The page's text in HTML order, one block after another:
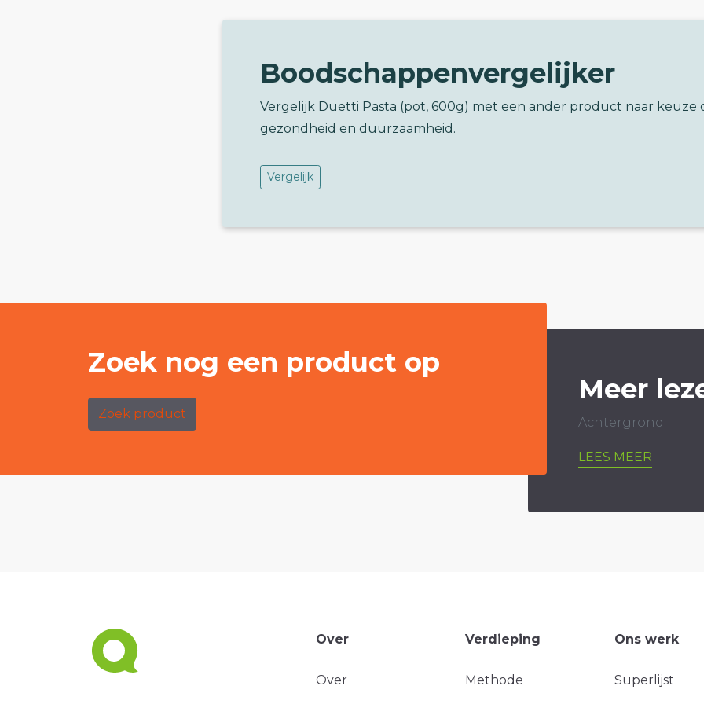
Boodschappenvergelijker
Vergelijk Duetti Pasta (pot, 600g) met een ander product naar keuze
gezondheid en duurzaamheid.
Vergelijk
Zoek nog een product op
Zoek product
Meer
Achtergrond
LEES MEER
Over
Over
Verdieping
Methode
Ons werk
Superlijst